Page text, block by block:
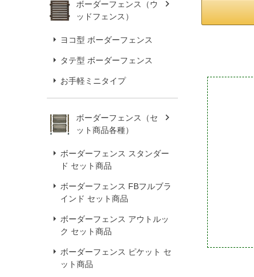
ボーダーフェンス（ウ
ッドフェンス）
ヨコ型 ボーダーフェンス
タテ型 ボーダーフェンス
お手軽ミニタイプ
ボーダーフェンス（セ
ット商品各種）
ボーダーフェンス スタンダー
ド セット商品
ボーダーフェンス FBフルブラ
インド セット商品
ボーダーフェンス アウトルッ
ク セット商品
ボーダーフェンス ピケット セ
ット商品